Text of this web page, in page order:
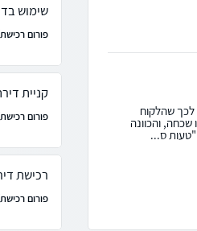
לכך שהלקוח
והכוונה
"טעות ס...
שימוש
פורום
קניית
פורום
רכישת
פורום